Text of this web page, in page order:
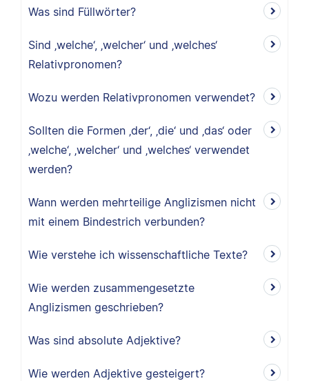
Was sind Füllwörter?
Sind ‚welche‘, ‚welcher‘ und ‚welches‘
Relativpronomen?
Wozu werden Relativpronomen verwendet?
Sollten die Formen ‚der‘, ‚die‘ und ‚das‘ oder
‚welche‘, ‚welcher‘ und ‚welches‘ verwendet
werden?
Wann werden mehrteilige Anglizismen nicht
mit einem Bindestrich verbunden?
Wie verstehe ich wissenschaftliche Texte?
Wie werden zusammengesetzte
Anglizismen geschrieben?
Was sind absolute Adjektive?
Wie werden Adjektive gesteigert?